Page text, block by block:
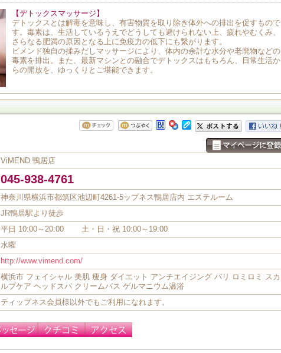
【デトックスマッサージ】
デトックスとは解毒を意味し、有害物質を取り除き体外への排出を促すもので
す。毒素は、生活しているうえでどうしても避けられない上、疲れやむくみ、
さらなる肥満の原因となる上に免疫力の低下にも繋がります。
ビメンド独自の揉みだしマッサージにより、体内の余計な水分や老廃物などの
毒素を排出。また、最新マシンとの融合でデトックスはもちろん、日常生活か
らの開放を、ゆっくりとご堪能できます。
ViMEND 鴨居店
045-938-4761
神奈川県横浜市都筑区池辺町4261-5ップネス鴨居店内 エステルーム
JR鴨居駅より徒歩
平日 10:00～20:00 土・日・祝 10:00～19:00
水曜
http://www.vimend.com/
横浜市 フェイシャル 美肌 痩身 ダイエット アンチエイジング バリ ロミロミ スカ
ルプケア ヘッドスパ クリームバス ゲルマニウム温浴
ティップネス会員様以外でもご利用になれます。